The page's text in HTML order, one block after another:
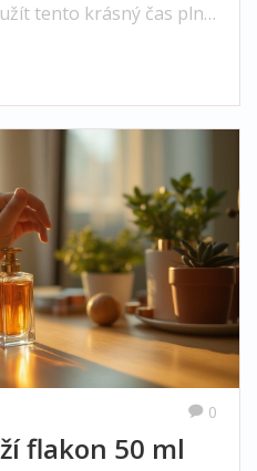
tento krásný čas plný
se více o historii a
0
flakon 50 ml